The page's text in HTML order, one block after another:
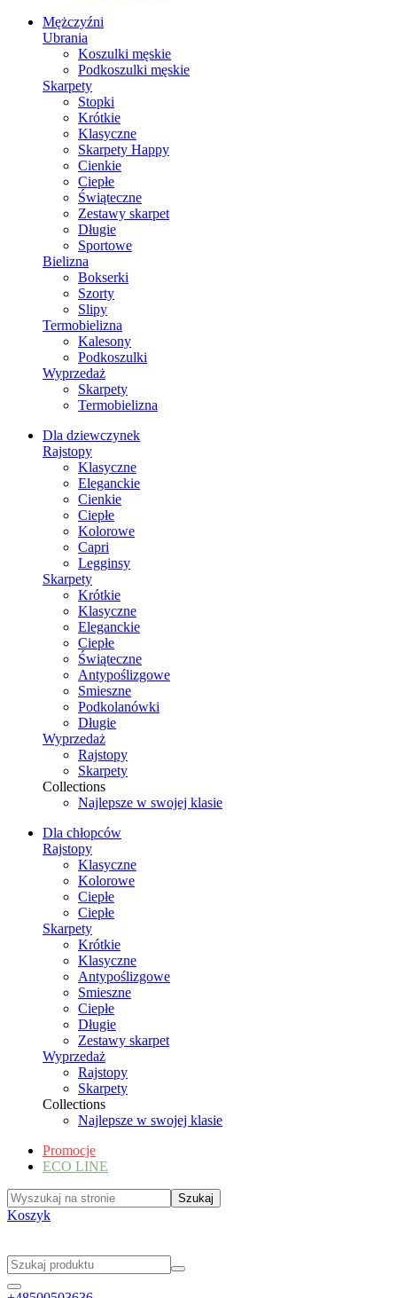
Mężczyźni
Ubrania
Koszulki męskie
Podkoszulki męskie
Skarpety
Stopki
Krótkie
Klasyczne
Skarpety Happy
Cienkie
Ciepłe
Świąteczne
Zestawy skarpet
Długie
Sportowe
Bielizna
Bokserki
Szorty
Slipy
Termobielizna
Kalesony
Podkoszulki
Wyprzedaż
Skarpety
Termobielizna
Dla dziewczynek
Rajstopy
Klasyczne
Eleganckie
Cienkie
Ciepłe
Kolorowe
Capri
Legginsy
Skarpety
Krótkie
Klasyczne
Eleganckie
Ciepłe
Świąteczne
Antypoślizgowe
Smieszne
Podkolanówki
Długie
Wyprzedaż
Rajstopy
Skarpety
Collections
Najlepsze w swojej klasie
Dla chłopców
Rajstopy
Klasyczne
Kolorowe
Ciepłe
Ciepłe
Skarpety
Krótkie
Klasyczne
Antypoślizgowe
Smieszne
Ciepłe
Długie
Zestawy skarpet
Wyprzedaż
Rajstopy
Skarpety
Collections
Najlepsze w swojej klasie
Promocje
ECO LINE
Koszyk